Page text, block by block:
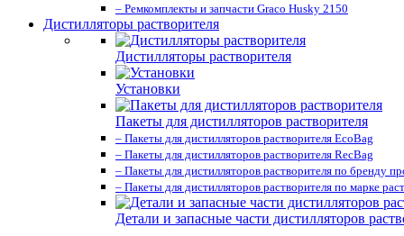
– Ремкомплекты и запчасти Graco Husky 2150
Дистилляторы растворителя
Дистилляторы растворителя
Установки
Пакеты для дистилляторов растворителя
– Пакеты для дистилляторов растворителя EcoBag
– Пакеты для дистилляторов растворителя RecBag
– Пакеты для дистилляторов растворителя по бренду
– Пакеты для дистилляторов растворителя по марке
Детали и запасные части дистилляторов